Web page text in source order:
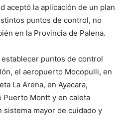
aceptó la aplicación de un plan
puntos de control, no
en la Provincia de Palena.
puntos de control
el aeropuerto Mocopulli, en
La Arena, en Ayacara,
Puerto Montt y en caleta
sistema mayor de cuidado y